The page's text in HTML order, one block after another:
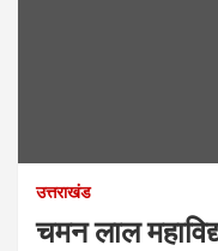
उत्तराखंड
चमन लाल